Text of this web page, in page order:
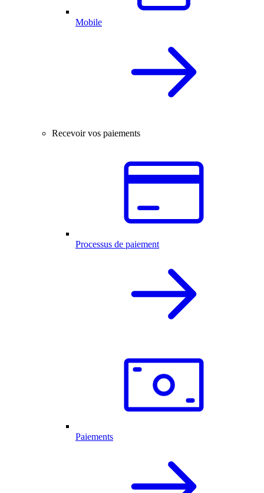
Mobile
Recevoir vos paiements
Processus de paiement
Paiements